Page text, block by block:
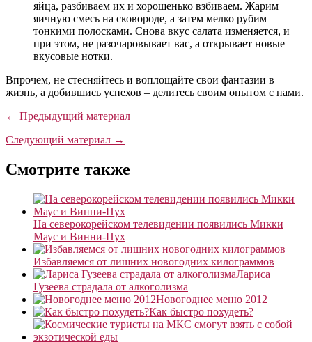
яйца, разбиваем их и хорошенько взбиваем. Жарим
яичную смесь на сковороде, а затем мелко рубим
тонкими полосками. Снова вкус салата изменяется, и
при этом, не разочаровывает вас, а открывает новые
вкусовые нотки.
Впрочем, не стесняйтесь и воплощайте свои фантазии в
жизнь, а добившись успехов – делитесь своим опытом с нами.
← Предыдущий материал
Следующий материал →
Смотрите также
На северокорейском телевидении появились Микки
Маус и Винни-Пух
Избавляемся от лишних новогодних килограммов
Лариса
Гузеева страдала от алкоголизма
Новогоднее меню 2012
Как быстро похудеть?